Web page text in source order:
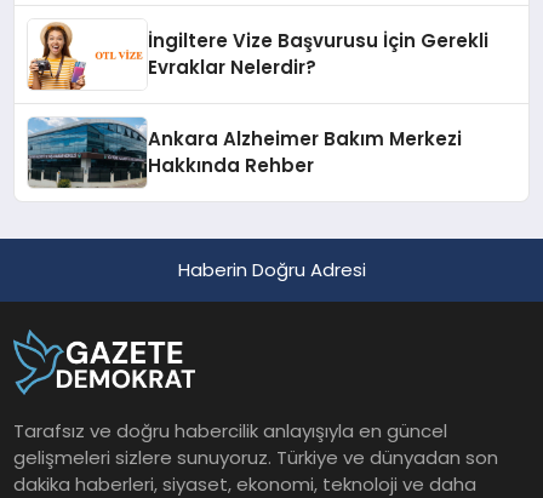
İngiltere Vize Başvurusu İçin Gerekli
Evraklar Nelerdir?
Ankara Alzheimer Bakım Merkezi
Hakkında Rehber
Haberin Doğru Adresi
Tarafsız ve doğru habercilik anlayışıyla en güncel
gelişmeleri sizlere sunuyoruz. Türkiye ve dünyadan son
dakika haberleri, siyaset, ekonomi, teknoloji ve daha